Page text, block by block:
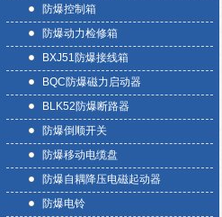
防爆控制箱
防爆动力检修箱
BXJ51防爆接线箱
BQC防爆磁力启动器
BLK52防爆断路器
防爆倒顺开关
防爆移动电缆盘
防爆自耦降压电磁起动器
防爆电铃